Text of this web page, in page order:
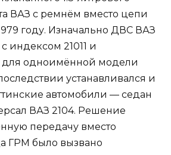
ВАЗ с ремнём вместо цепи
году. Изначально ДВС ВАЗ
индексом 21011 и
для одноимённой модели
устанавливался и
автомобили — седан
ВАЗ 2104. Решение
передачу вместо
ГРМ было вызвано